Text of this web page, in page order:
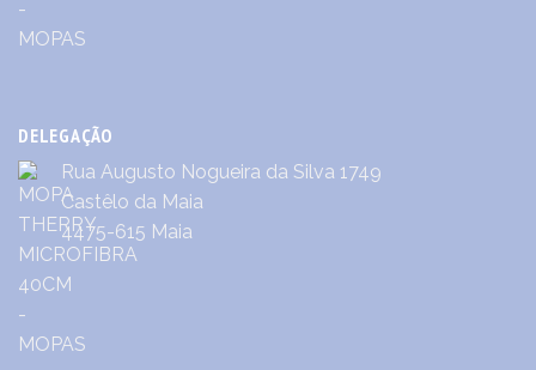
DELEGAÇÃO
Rua Augusto Nogueira da Silva 1749
Castêlo da Maia
4475-615 Maia